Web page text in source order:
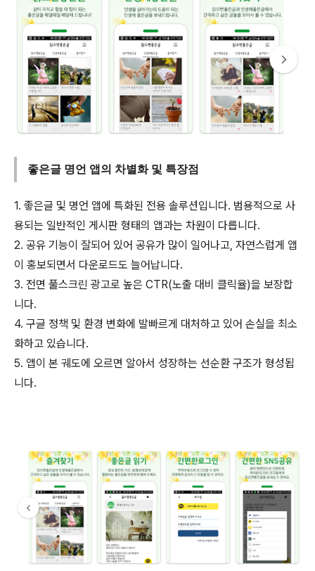
좋은글 명언 앱의 차별화 및 특장점
1. 좋은글 및 명언 앱에 특화된 전용 솔루션입니다. 범용적으로 사
용되는 일반적인 게시판 형태의 앱과는 차원이 다릅니다.
2. 공유 기능이 잘되어 있어 공유가 많이 일어나고, 자연스럽게 앱
이 홍보되면서 다운로드도 늘어납니다.
3. 전면 풀스크린 광고로 높은 CTR(노출 대비 클릭율)을 보장합
니다.
4. 구글 정책 및 환경 변화에 발빠르게 대처하고 있어 손실을 최소
화하고 있습니다.
5. 앱이 본 궤도에 오르면 알아서 성장하는 선순환 구조가 형성됩
니다.